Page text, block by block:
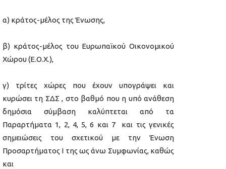
α) κράτος-μέλος της Ένωσης,
β) κράτος-μέλος του Ευρωπαϊκού Οικονομικού
Χώρου (Ε.Ο.Χ.),
γ) τρίτες χώρες που έχουν υπογράψει και
κυρώσει τη ΣΔΣ , στο βαθμό που η υπό ανάθεση
δημόσια σύμβαση καλύπτεται από τα
Παραρτήματα 1, 2, 4, 5, 6 και 7 και τις γενικές
σημειώσεις του σχετικού με την Ένωση
Προσαρτήματος I της ως άνω Συμφωνίας, καθώς
και